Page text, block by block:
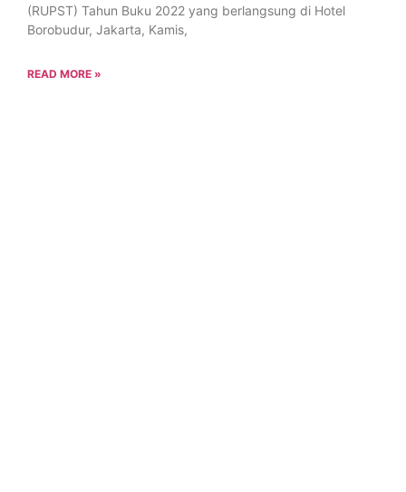
(RUPST) Tahun Buku 2022 yang berlangsung di Hotel
Borobudur, Jakarta, Kamis,
READ MORE »